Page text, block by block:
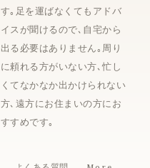
す｡足を運ばなくてもアドバ
イスが聞けるので､自宅から
出る必要はありません｡周り
に頼れる方がいない方､忙し
くてなかなか出かけられない
方､遠方にお住まいの方にお
すすめです｡